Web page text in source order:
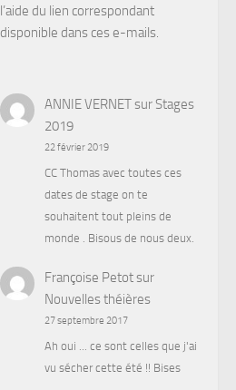
l’aide du lien correspondant
disponible dans ces e-mails.
ANNIE VERNETsur Stages
2019
22 février 2019
CC Thomas avec toutes ces
dates de stage on te
souhaitent tout pleins de
monde . Bisous de nous deux.
Françoise Petotsur
Nouvelles théières
27 septembre 2017
Ah oui ... ce sont celles que j'ai
vu sécher cette été !! Bises